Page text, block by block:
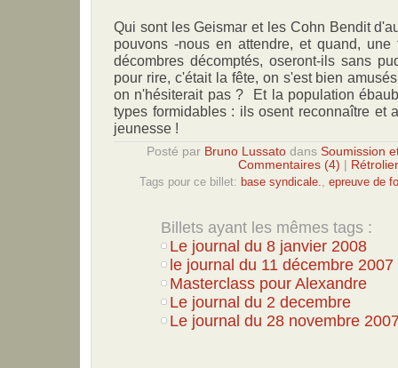
Qui sont les Geismar et les Cohn Bendit
pouvons -nous en attendre, et quand,
décombres décomptés, oseront-ils sans
pour rire, c'était la fête, on s'est bien
on n'hésiterait pas ? Et la population
types formidables : ils osent reconnaître et
jeunesse !
Posté par Bruno Lussato dans Soumission
Commentaires (4)
Tags pour ce billet: base syndicale., epreuve de
Billets ayant les mêmes tags :
Le journal du 8 janvier 2008
le journal du 11 décembre 2007
Masterclass pour Alexandre
Le journal du 2 decembre
Le journal du 28 novembre